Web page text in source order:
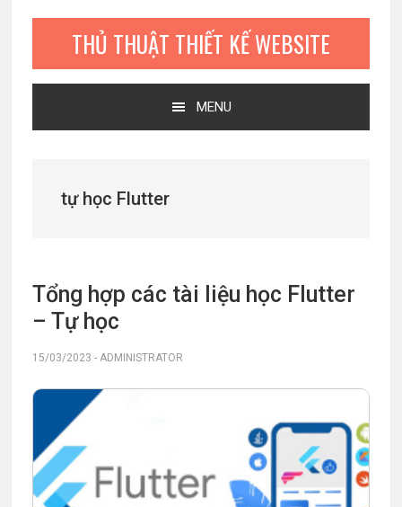
THỦ THUẬT THIẾT KẾ WEBSITE
MENU
tự học Flutter
Tổng hợp các tài liệu học Flutter
– Tự học
15/03/2023 - ADMINISTRATOR